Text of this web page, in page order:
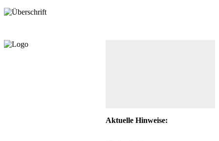
Aktuelle Hinweise: